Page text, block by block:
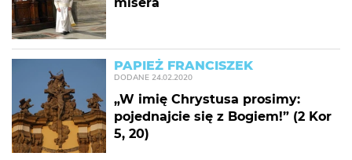
PAPIEŻ FRANCISZEK
DODANE 24.02.2020
„W imię Chrystusa prosimy:
pojednajcie się z Bogiem!” (2 Kor
5, 20)